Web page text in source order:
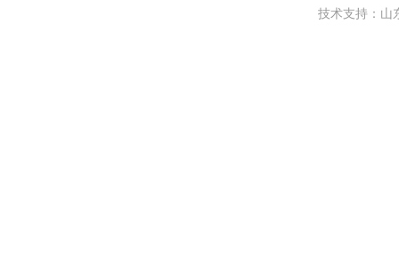
技术支持： 山